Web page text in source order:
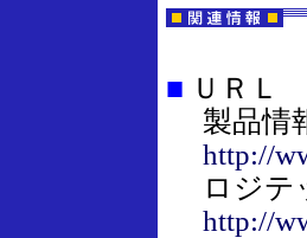
■ ＵＲＬ
製品情
http://
ロジテ
http://